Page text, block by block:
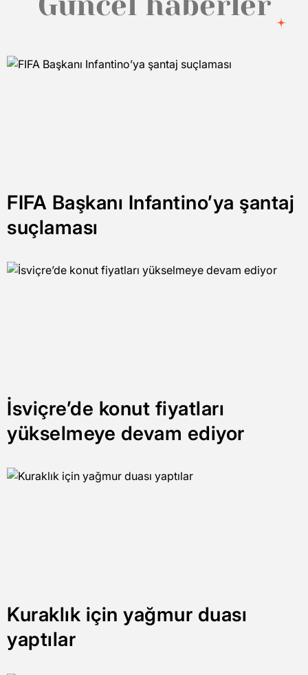
FIFA Başkanı Infantino’ya şantaj
suçlaması
İsviçre’de konut fiyatları
yükselmeye devam ediyor
Kuraklık için yağmur duası
yaptılar